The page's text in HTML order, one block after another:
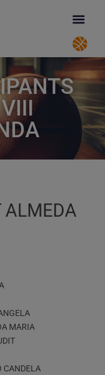
ALMEDA
MARIA
CANDELA